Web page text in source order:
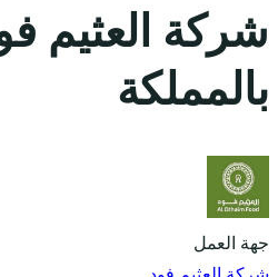
بالمملكة
جهة العمل